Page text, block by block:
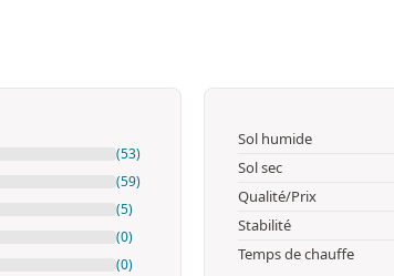
(53)
(59)
(5)
(0)
(0)
Sol humide
Sol sec
Qualité/Prix
Stabilité
Temps de chauffe